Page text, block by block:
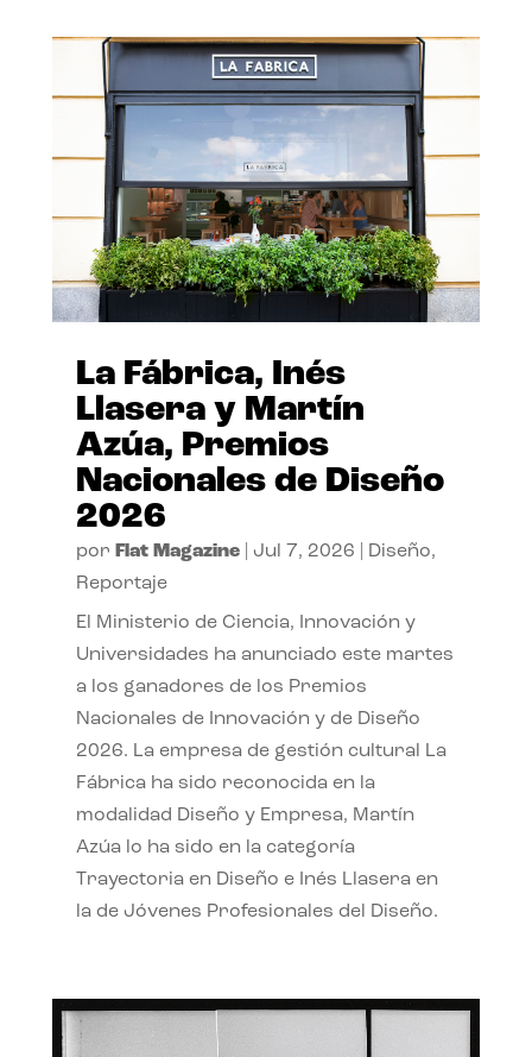
La Fábrica, Inés
Llasera y Martín
Azúa, Premios
Nacionales de Diseño
2026
por Flat Magazine| Jul 7, 2026 Diseño,
Reportaje
El Ministerio de Ciencia, Innovación y
Universidades ha anunciado este martes
a los ganadores de los Premios
Nacionales de Innovación y de Diseño
2026. La empresa de gestión cultural La
Fábrica ha sido reconocida en la
modalidad Diseño y Empresa, Martín
Azúa lo ha sido en la categoría
Trayectoria en Diseño e Inés Llasera en
la de Jóvenes Profesionales del Diseño.